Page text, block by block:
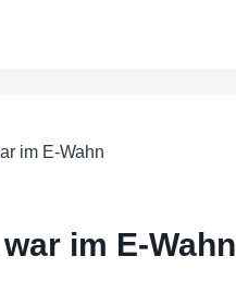
im E-Wahn
im E-Wahn